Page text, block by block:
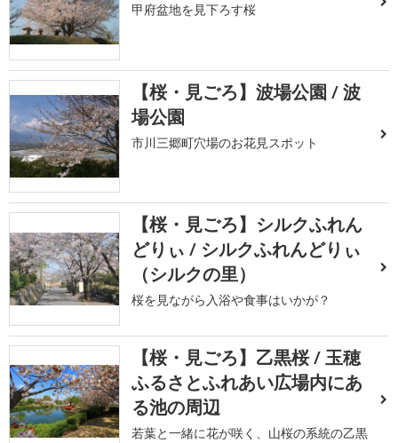
甲府盆地を見下ろす桜
【桜・見ごろ】波場公園 / 波
場公園
市川三郷町穴場のお花見スポット
【桜・見ごろ】シルクふれん
どりぃ / シルクふれんどりぃ
（シルクの里）
桜を見ながら入浴や食事はいかが？
【桜・見ごろ】乙黒桜 / 玉穂
ふるさとふれあい広場内にあ
る池の周辺
若葉と一緒に花が咲く、山桜の系統の乙黒